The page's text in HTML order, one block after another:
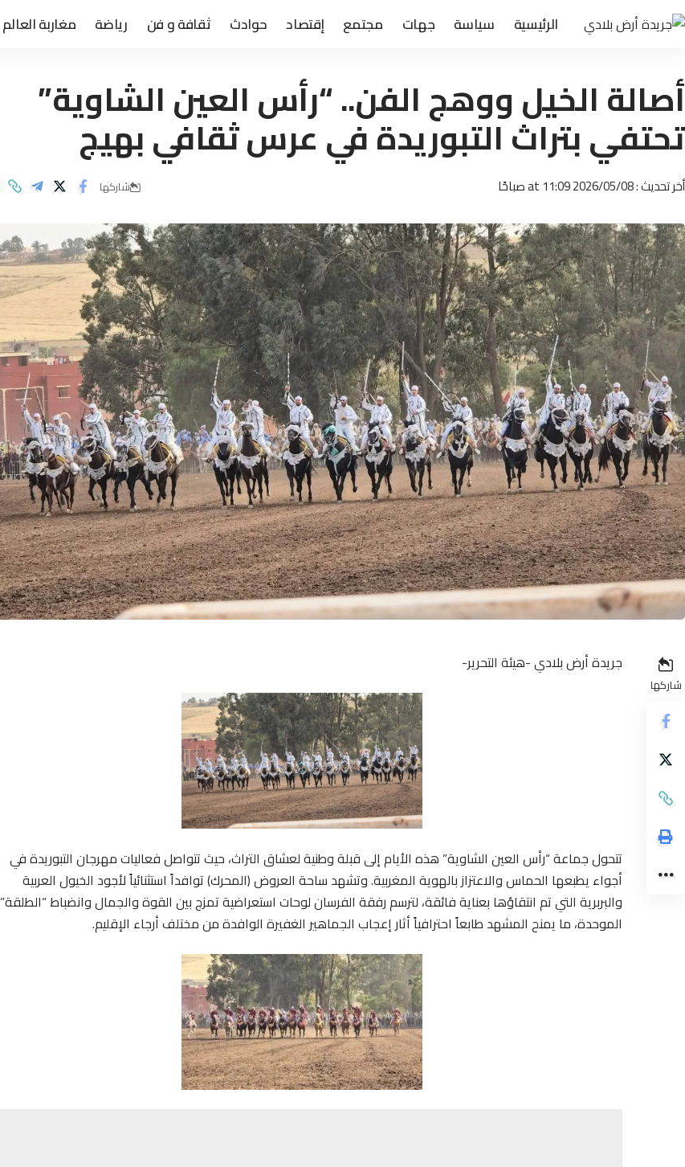
الرئيسية سياسة جهات مجتمع إقتصاد حوادث ثقافة و فن رياضة مغاربة العالم
أصالة الخيل ووهج الفن.. “رأس العين الشاوية”
تحتفي بتراث التبوريدة في عرس ثقافي بهيج
أخر تحديث : 2026/05/08 at 11:09 صباحًا شاركها
شاركها
جريدة أرض بلادي -هيئة التحرير-
تتحول جماعة “رأس العين الشاوية” هذه الأيام إلى قبلة وطنية لعشاق التراث، حيث تتواصل فعاليات مهرجان التبوريدة في
أجواء يطبعها الحماس والاعتزاز بالهوية المغربية. وتشهد ساحة العروض (المحرك) توافداً استثنائياً لأجود الخيول العربية
والبربرية التي تم انتقاؤها بعناية فائقة، لترسم رفقة الفرسان لوحات استعراضية تمزج بين القوة والجمال وانضباط “الطلقة”
الموحدة، ما يمنح المشهد طابعاً احترافياً أثار إعجاب الجماهير الغفيرة الوافدة من مختلف أرجاء الإقليم.